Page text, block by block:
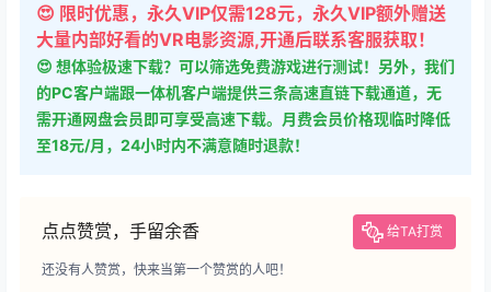
😍 想体验极速下载？可以筛选免费游戏进行测试！另外，我们
的PC客户端跟一体机客户端提供三条高速直链下载通道，无
需开通网盘会员即可享受高速下载。月费会员价格现临时降低
至18元/月，24小时内不满意随时退款！